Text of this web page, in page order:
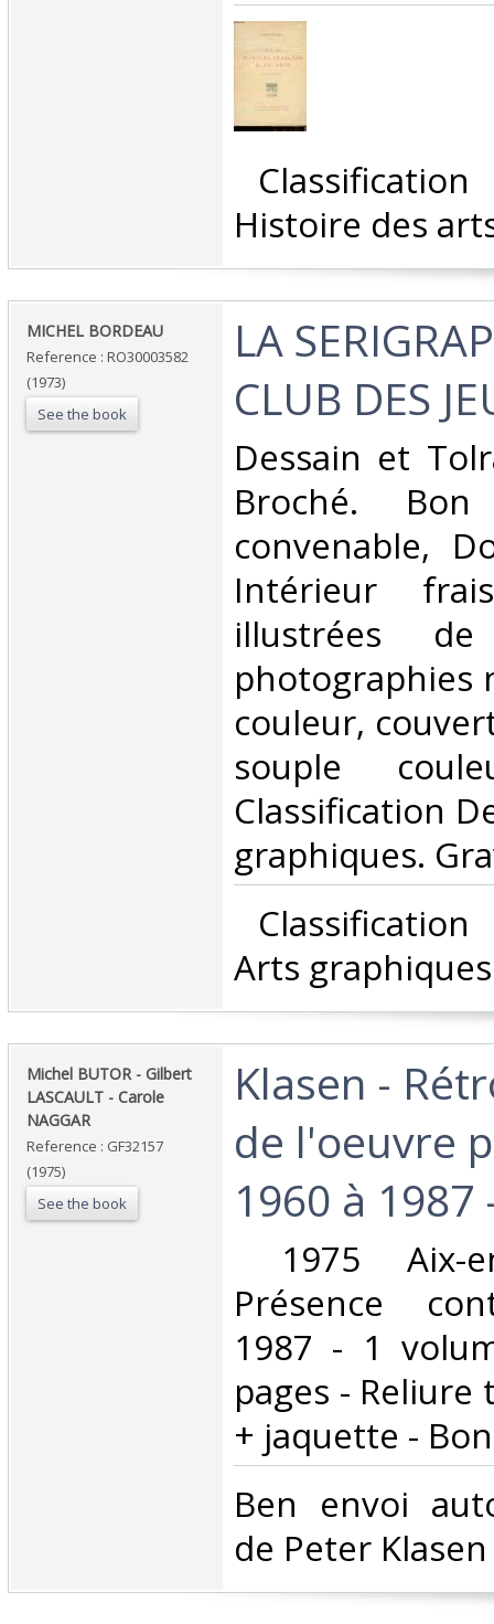
Histoire des
‎MICHEL BORDEAU‎
Reference : RO30003582
(1973)
See the book
‎LA
CLUB DES
‎Dessain et
Broché.
convenable,
Intérieur
illustrées de
photographies
couleur,
souple
Classification
graphiques.
Arts
‎Michel BUTOR - Gilbert
LASCAULT - Carole
NAGGAR‎
Reference : GF32157
(1975)
See the book
‎Klasen -
de l'oeuvre
1960 à 1987
1975 Aix-
Présence
1987 - 1
pages -
+ jaquette -
‎Ben envoi
de Peter